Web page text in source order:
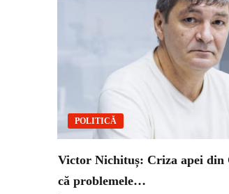
POLITICĂ
Victor Nichituș: Criza apei din
că problemele…